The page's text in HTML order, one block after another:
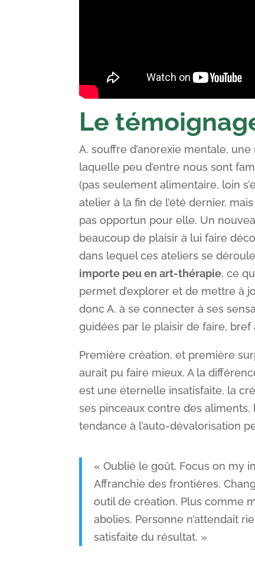
Le
A. souffre d’anorexie mentale,
laquelle peu d’entre nous sont
(pas seulement alimentaire, loin
atelier à la fin de l’été dernier,
pas opportun pour elle. Un
beaucoup de plaisir à lui faire
dans lequel ces ateliers se
importe peu en art-thérapie, ce
permet d’explorer et de mettre à
donc A. à se connecter à ses
guidées par le plaisir de faire,
Première création, et première
aurait pu faire mieux. A la
est une éternelle insatisfaite, la
ses pinceaux contre des
tendance à l’auto-dévalorisation
« Oublié le goût. Focus on my
Affranchie des frontières.
outil de création. Plus comme
abolies. Personne n’attendait
satisfaite du résultat. »